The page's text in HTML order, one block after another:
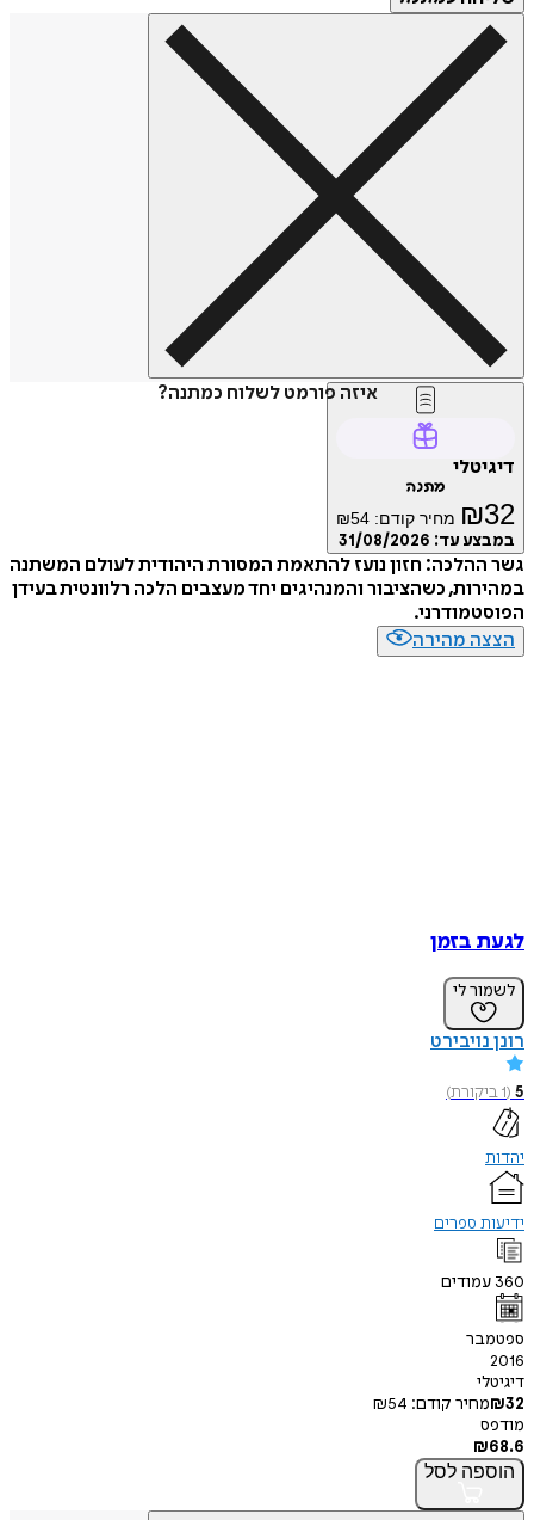
איזה פורמט לשלוח כמתנה?
דיגיטלי
מתנה
₪32 מחיר קודם: ₪54
במבצע עד: 31/08/2026
גשר ההלכה: חזון נועז להתאמת המסורת היהודית לעולם המשתנה
במהירות, כשהציבור והמנהיגים יחד מעצבים הלכה רלוונטית בעידן
הפוסטמודרני.
הצצה מהירה
לגעת בזמן
לשמור לי
רונן נויבירט
5
(
1ביקורת)
יהדות
ידיעות ספרים
360 עמודים
ספטמבר
2016
דיגיטלי
₪32 מחיר קודם: ₪54
מודפס
₪68.6
הוספה לסל